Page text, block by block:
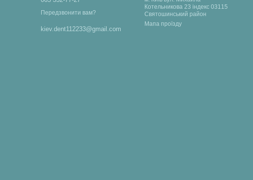
Передзвонити вам?
kiev.dent112233@gmail.com
Котельникова 23 індекс 03115
Святошинський район
Мапа проїзду